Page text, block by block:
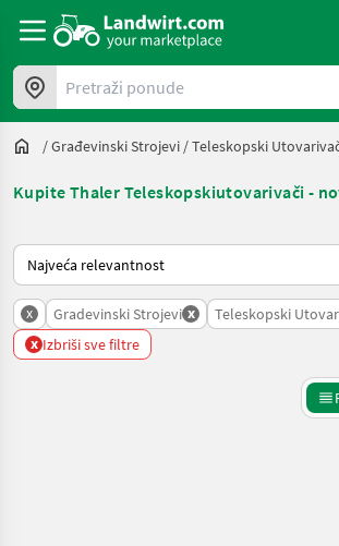
Pretraži ponude
/Građevinski Strojevi /Teleskopski
Kupite Thaler Teleskopskiutovarivači -
Tako se sortira na Landwirt.com
x Gradevinski Strojevi x Teleskopski
x Izbriši sve filtre